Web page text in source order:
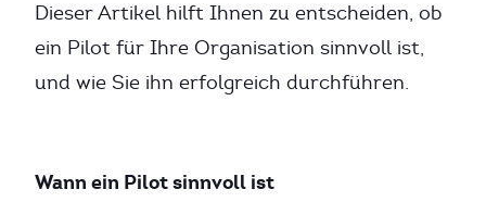
Dieser Artikel hilft Ihnen zu entscheiden, ob
ein Pilot für Ihre Organisation sinnvoll ist,
und wie Sie ihn erfolgreich durchführen.
Wann ein Pilot sinnvoll ist